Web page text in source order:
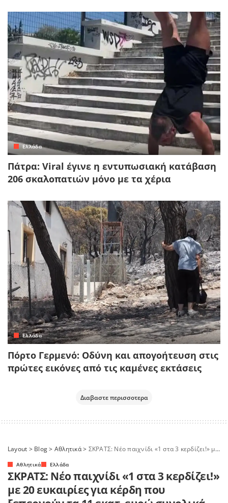
Ελλάδα
Πάτρα: Viral έγινε η εντυπωσιακή κατάβαση
206 σκαλοπατιών μόνο με τα χέρια
Ελλάδα
Πόρτο Γερμενό: Οδύνη και απογοήτευση στις
πρώτες εικόνες από τις καμένες εκτάσεις
Διαβαστε περισσοτερα
Layout > Blog> Αθλητικά> ΣΚΡΑΤΣ: Νέο παιχνίδι «1 στα 3 κερδίζει!» με 20 ευκαιρίες για κέρδη που ξεπερνούν τα 11 εκατ. ευρώ συνολικά – Μέγιστο έπαθλο ύψους 500.000 ευρώ
Αθλητικά Ελλάδα
ΣΚΡΑΤΣ: Νέο παιχνίδι «1 στα 3 κερδίζει!»
με 20 ευκαιρίες για κέρδη που